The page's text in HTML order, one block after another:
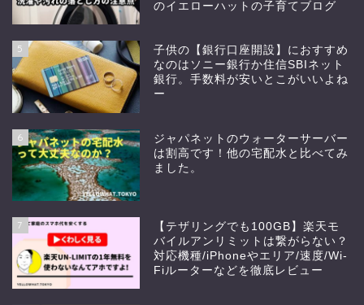
のイエローハットの子育てブログ
5
子供の【銀行口座開設】におすすめ
なのはソニー銀行か住信SBIネット
銀行。手数料が安いとこがいいよね
ー
6
ジャパネットのウォーターサーバー
は割高です！他の宅配水と比べてみ
ました。
7
【テザリングでも100GB】楽天モ
バイルアンリミットは繋がらない？
対応機種/iPhoneやエリア/速度/Wi-
Fiルーターなどを徹底レビュー